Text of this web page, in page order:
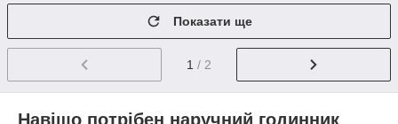
Показати ще
1 / 2
Навіщо потрібен наручний годинник